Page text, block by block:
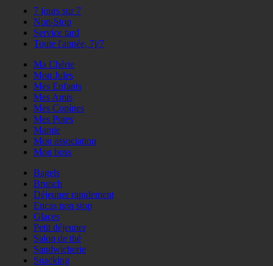
7 jours sur 7
Non-Stop
Service tard
Toute l'année, 7j/7
Ma Chérie
Mon Jules
Mes Enfants
Mes Amis
Mes Copines
Mes Potes
Mamie
Mon association
Mon boss
Bagels
Brunch
Déjeuner rapidement
Encas non stop
Glaces
Petit déjeuner
Salon de thé
Sandwicherie
Snacking